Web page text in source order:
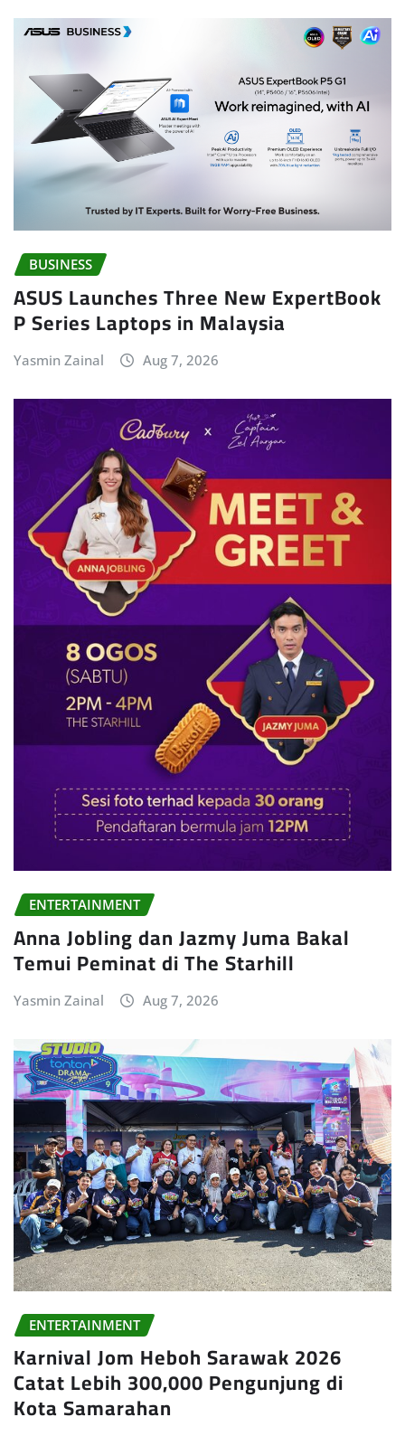
BUSINESS
ASUS Launches Three New ExpertBook
P Series Laptops in Malaysia
Yasmin Zainal Aug 7, 2026
ENTERTAINMENT
Anna Jobling dan Jazmy Juma Bakal
Temui Peminat di The Starhill
Yasmin Zainal Aug 7, 2026
ENTERTAINMENT
Karnival Jom Heboh Sarawak 2026
Catat Lebih 300,000 Pengunjung di
Kota Samarahan